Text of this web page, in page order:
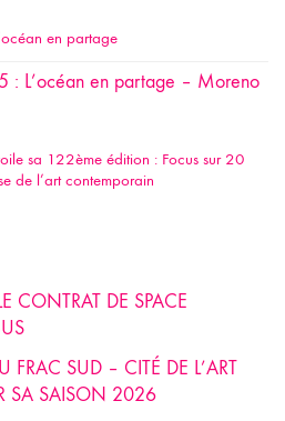
en partage
: L’océan en partage – Moreno
sa 122ème édition : Focus sur 20
de l’art contemporain
CONTRAT DE SPACE
SUD – CITÉ DE L’ART
SA SAISON 2026